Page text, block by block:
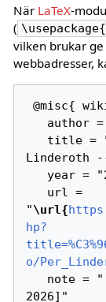
När LaTeX-
(
vilken brukar
webbadresser,
@misc{ wiki:xxx,
Linderoth
"\url{
hp?
o/
2026]"